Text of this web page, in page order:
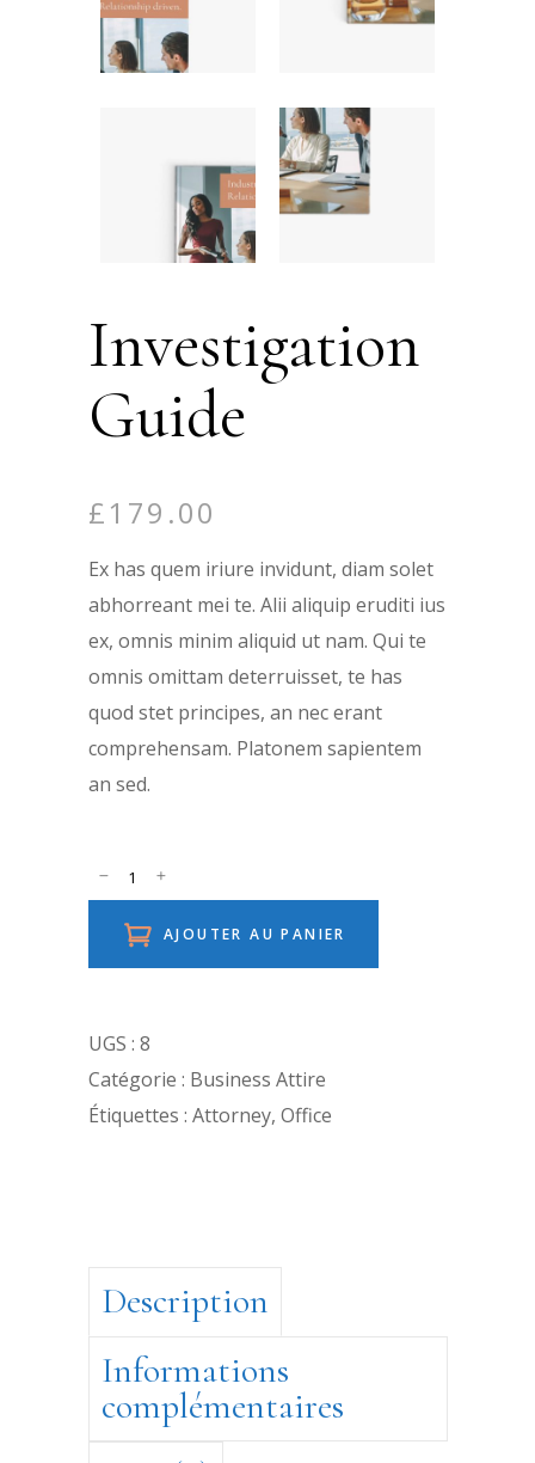
Investigation
Guide
£179.00
Ex has quem iriure invidunt, diam solet
abhorreant mei te. Alii aliquip eruditi ius
ex, omnis minim aliquid ut nam. Qui te
omnis omittam deterruisset, te has
quod stet principes, an nec erant
comprehensam. Platonem sapientem
an sed.
AJOUTER AU PANIER
UGS : 8
Catégorie : Business Attire
Étiquettes : Attorney, Office
Description
Informations
complémentaires